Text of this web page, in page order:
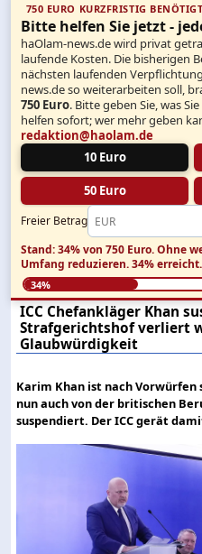
750 EURO KURZFRISTIG
Bitte helfen Sie jetzt -
haOlam-news.de wird privat
laufende Kosten. Die bisherigen
nächsten laufenden
news.de so weiterarbeiten soll,
750 Euro. Bitte geben Sie, was
helfen sofort; wer mehr geben
redaktion@haolam.de
10 Euro
50 Euro
Freier Betrag
Stand: 34% von 750 Euro.Ohne
Umfang reduzieren.34% erreicht.
34%
ICC Chefankläger Khan
Strafgerichtshof verliert
Glaubwürdigkeit
Karim Khan ist nach
nun auch von der britischen
suspendiert. Der ICC gerät